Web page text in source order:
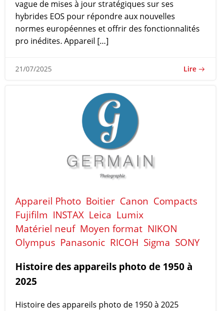
vague de mises à jour stratégiques sur ses
hybrides EOS pour répondre aux nouvelles
normes européennes et offrir des fonctionnalités
pro inédites. Appareil […]
21/07/2025 Lire
Appareil Photo Boitier Canon Compacts
Fujifilm INSTAX Leica Lumix
Matériel neuf Moyen format NIKON
Olympus Panasonic RICOH Sigma SONY
Histoire des appareils photo de 1950 à
2025
Histoire des appareils photo de 1950 à 2025